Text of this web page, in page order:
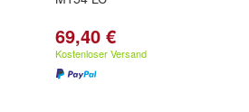
69,40 €
Kostenloser Versand